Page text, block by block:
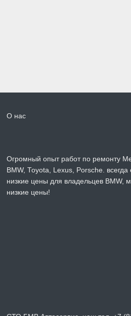
О нас
Огромный опыт работ по ремонту
BMW, Toyota, Lexus, Porsche. всегда
низкие цены для владельцев BMW,
низкие цены!